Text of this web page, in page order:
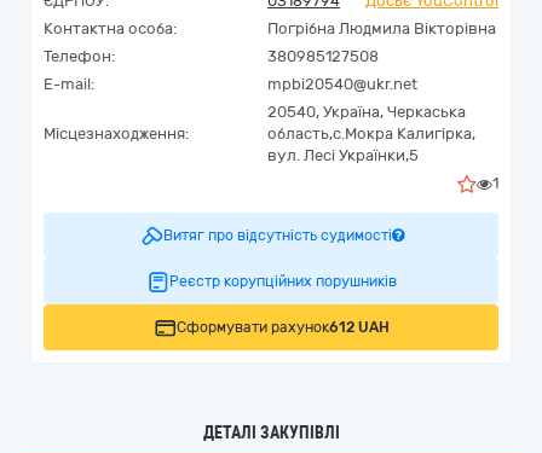
Контактна особа:
Погрібна Людмила Вікторівна
Телефон:
380985127508
E-mail:
mpbi20540@ukr.net
Місцезнаходження:
20540, Україна, Черкаська
область,с.Мокра Калигірка,
вул. Лесі Українки,5
1
Витяг про відсутність судимості
Реєстр корупційних порушників
Сформувати рахунок612 UAH
ДЕТАЛІ ЗАКУПІВЛІ